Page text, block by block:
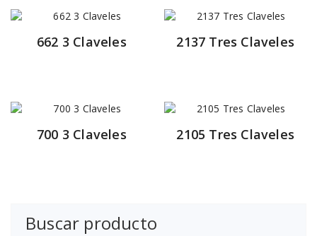
662 3 Claveles 2137 Tres Claveles
700 3 Claveles 2105 Tres Claveles
Buscar producto